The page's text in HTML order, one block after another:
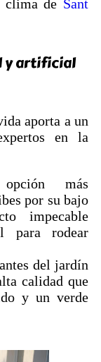
clima de Sant
y artificial
aporta a un
en la
más
por su bajo
impecable
para rodear
del jardín
calidad que
y un verde